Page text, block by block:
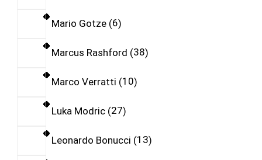
Mario Gotze 6
Marcus Rashford 38
Marco Verratti 10
Luka Modric 27
Leonardo Bonucci 13